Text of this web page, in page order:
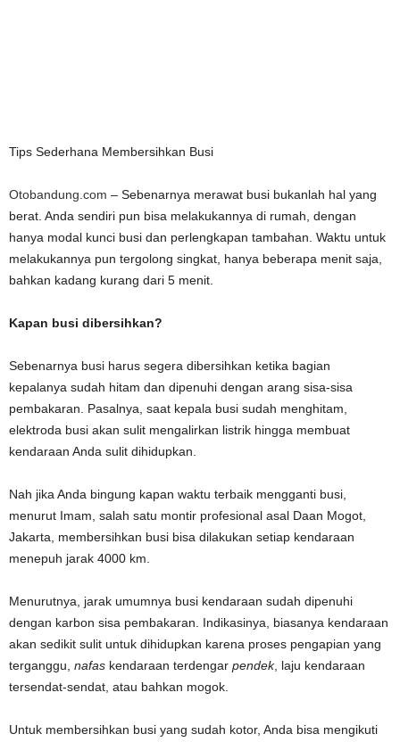
Tips Sederhana Membersihkan Busi
Otobandung.com – Sebenarnya merawat busi bukanlah hal yang
berat. Anda sendiri pun bisa melakukannya di rumah, dengan
hanya modal kunci busi dan perlengkapan tambahan. Waktu untuk
melakukannya pun tergolong singkat, hanya beberapa menit saja,
bahkan kadang kurang dari 5 menit.
Kapan busi dibersihkan?
Sebenarnya busi harus segera dibersihkan ketika bagian
kepalanya sudah hitam dan dipenuhi dengan arang sisa-sisa
pembakaran. Pasalnya, saat kepala busi sudah menghitam,
elektroda busi akan sulit mengalirkan listrik hingga membuat
kendaraan Anda sulit dihidupkan.
Nah jika Anda bingung kapan waktu terbaik mengganti busi,
menurut Imam, salah satu montir profesional asal Daan Mogot,
Jakarta, membersihkan busi bisa dilakukan setiap kendaraan
menepuh jarak 4000 km.
Menurutnya, jarak umumnya busi kendaraan sudah dipenuhi
dengan karbon sisa pembakaran. Indikasinya, biasanya kendaraan
akan sedikit sulit untuk dihidupkan karena proses pengapian yang
terganggu, nafas kendaraan terdengar pendek, laju kendaraan
tersendat-sendat, atau bahkan mogok.
Untuk membersihkan busi yang sudah kotor, Anda bisa mengikuti